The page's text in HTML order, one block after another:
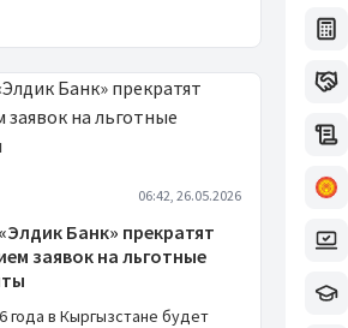
06:42, 26.05.2026
Банк» прекратят
заявок на льготные
года в Кыргызстане будет